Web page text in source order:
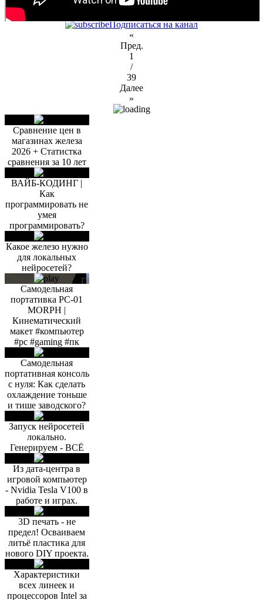
Подписаться на канал
«
Пред.
1
/
39
Далее
»
Сравнение цен в
магазинах железа
2026 + Статистка
сравнения за 10 лет
ВАЙБ-КОДИНГ |
Как
программировать не
умея
программировать?
Какое железо нужно
для локальных
нейросетей?
Самодельная
портативка PC-01
MORPH |
Кинематический
макет #компьютер
#pc #gaming #пк
Самодельная
портативная консоль
с нуля: Как сделать
охлаждение тоньше
и тише заводского?
Запуск нейросетей
локально.
Генерируем - ВСЁ
Из дата-центра в
игровой компьютер
- Nvidia Tesla V100 в
работе и играх.
3D печать - не
предел! Осваиваем
литьё пластика для
нового DIY проекта.
Характеристики
всех линеек и
процессоров Intel за